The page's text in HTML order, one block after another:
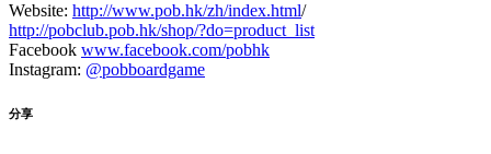
Website: http://www.pob.hk/zh/index.html/
http://pobclub.pob.hk/shop/?do=product_list
Facebook www.facebook.com/pobhk
Instagram: @pobboardgame
分享